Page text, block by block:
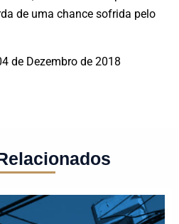
de uma chance sofrida pelo
de Dezembro de 2018